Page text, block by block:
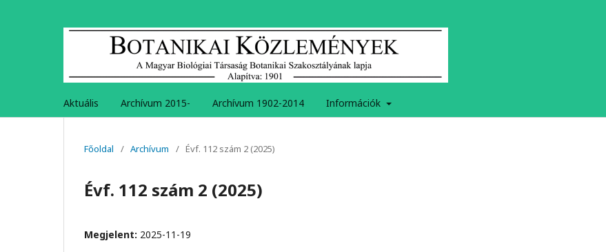
Aktuális Archívum 2015- Archívum 1902-2014 Információk
Főoldal / Archívum / Évf. 112 szám 2 (2025)
Évf. 112 szám 2 (2025)
Megjelent: 2025-11-19